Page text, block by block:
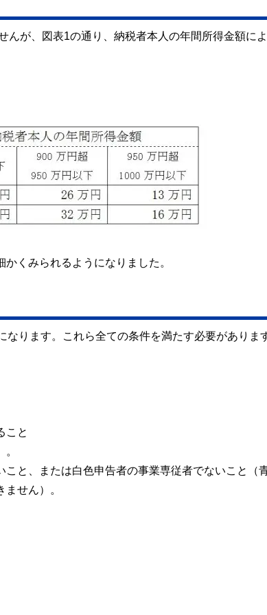
んが、図表1の通り、納税者本人の年間所得金額に
くみられるようになりました。
なります。これら全ての条件を満たす必要がありま
こと
と、または白色申告者の事業専従者でないこと（
せん）。